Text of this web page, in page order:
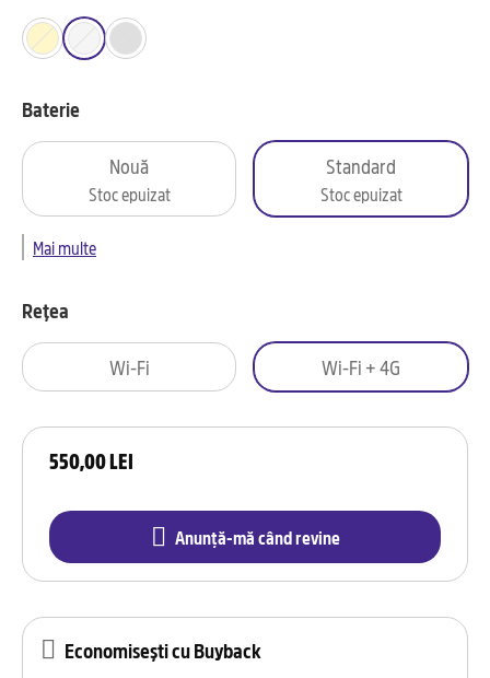
550,00 LEI
Anunță-mă când revine
Baterie
Nouă
Stoc epuizat
Standard
Stoc epuizat
Mai multe
Rețea
Wi-Fi Wi-Fi + 4G
Economisești cu Buyback